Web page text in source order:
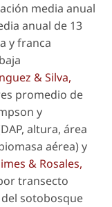
media anual
anual de 13
y franca
& Silva,
promedio de
y
altura, área
aérea) y
& Rosales,
transecto
sotobosque